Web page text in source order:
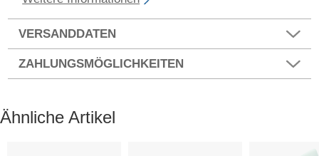
VERSANDDATEN
ZAHLUNGSMÖGLICHKEITEN
Ähnliche Artikel